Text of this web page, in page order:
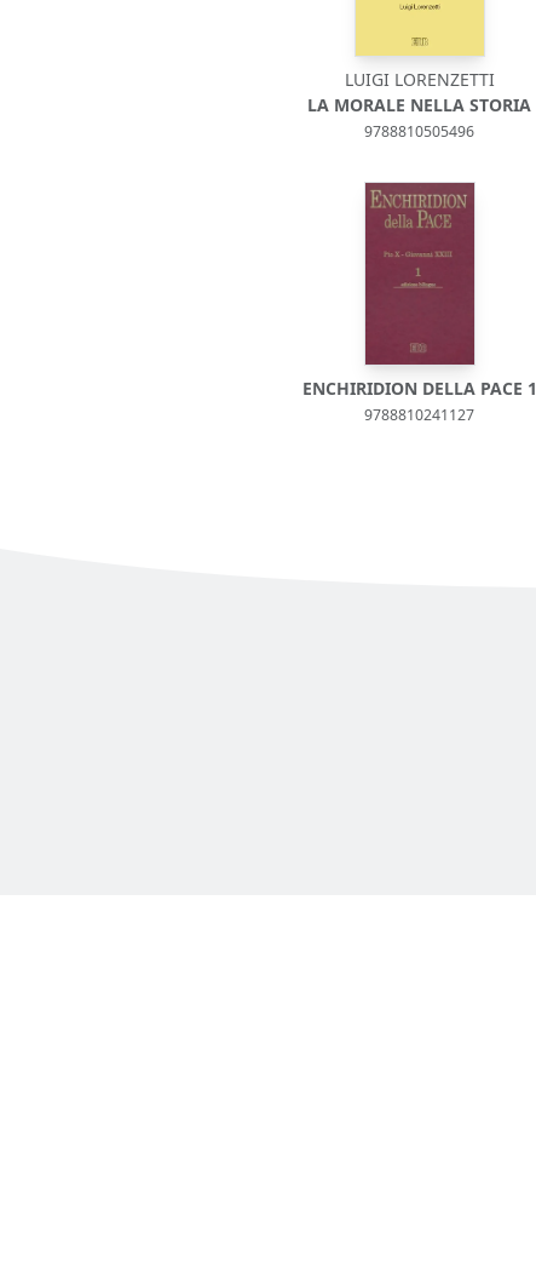
LUIGI LORENZETTI
LA MORALE NELLA STORIA
9788810505496
ENCHIRIDION DELLA PACE 1
9788810241127